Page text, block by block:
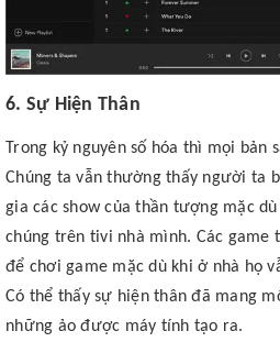
6. Sự Hiện Thân
Trong kỷ nguyên số hóa thì mọi bản
Chúng ta vẫn thường thấy người ta
gia các show của thần tượng mặc
chúng trên tivi nhà mình. Các game
để chơi game mặc dù khi ở nhà họ
Có thể thấy sự hiện thân đã mang
những ảo được máy tính tạo ra.